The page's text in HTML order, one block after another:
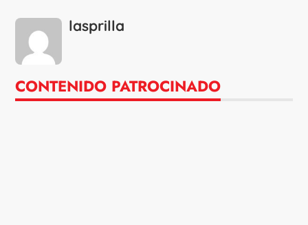
lasprilla
CONTENIDO PATROCINADO